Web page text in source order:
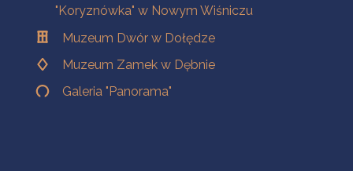
"Koryznówka" w Nowym Wiśniczu
Muzeum Dwór w Dołędze
Muzeum Zamek w Dębnie
Galeria "Panorama"